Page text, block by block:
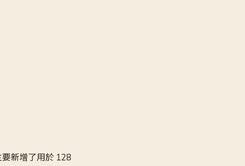
要新增了用於 128